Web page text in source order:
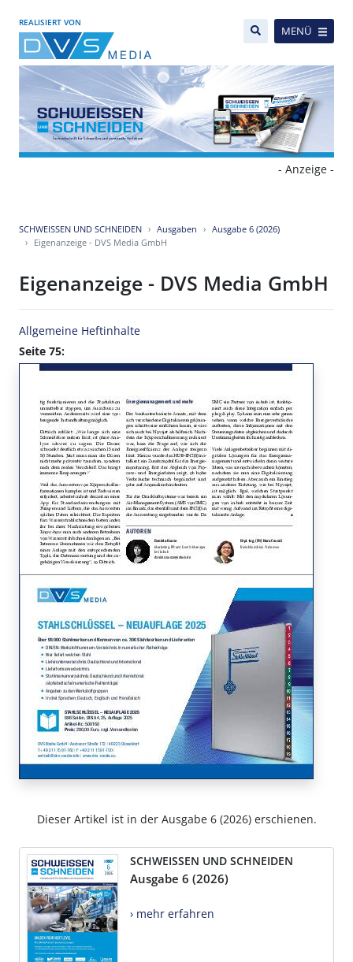
REALISIERT VON
MENÜ
- Anzeige -
SCHWEISSEN UND SCHNEIDEN Ausgaben
Ausgabe 6 (2026)
Eigenanzeige - DVS Media GmbH
Eigenanzeige - DVS Media GmbH
Allgemeine Heftinhalte
Seite 75:
Dieser Artikel ist in der Ausgabe 6 (2026) erschienen.
SCHWEISSEN UND SCHNEIDEN
Ausgabe 6 (2026)
› mehr erfahren